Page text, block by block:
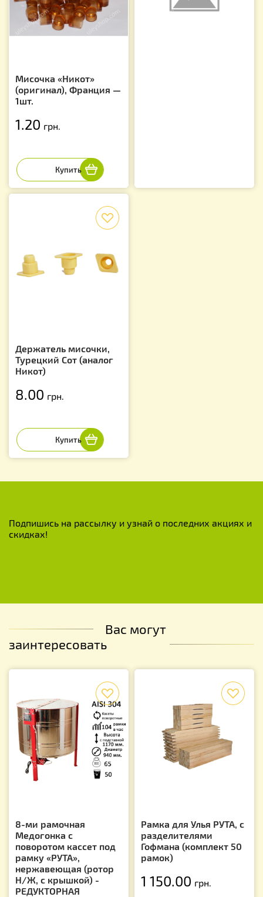
Мисочка «Никот»
(оригинал), Франция —
1шт.
1.20 грн.
Держатель мисочки,
Турецкий Сот (аналог
Никот)
8.00 грн.
Подпишись на рассылку и узнай о последних акциях и
скидках!
Вас могут
заинтересовать
8-ми рамочная
Медогонка с
поворотом кассет под
рамку «РУТА»,
нержавеющая (ротор
Н/Ж, с крышкой) -
РЕДУКТОРНАЯ
Рамка для Улья РУТА, с
разделителями
Гофмана (комплект 50
рамок)
1 150.00 грн.